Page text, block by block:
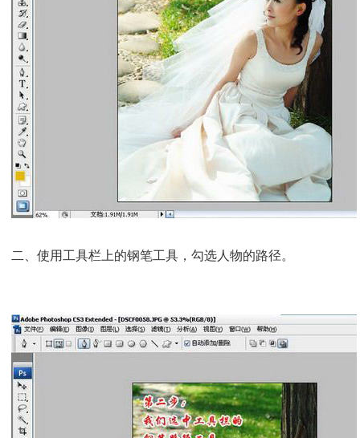
二、使用工具栏上的钢笔工具，勾选人物的路径。